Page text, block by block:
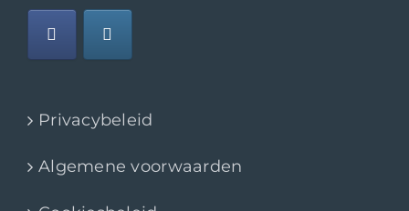
Privacybeleid
Algemene voorwaarden